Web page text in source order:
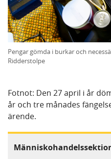
Pengar gömda i burkar och
Ridderstolpe
Fotnot: Den 27 april i år
år och tre månades
ärende.